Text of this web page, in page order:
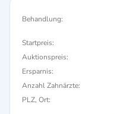
Behandlung:
Startpreis:
Auktionspreis:
Ersparnis:
Anzahl Zahnärzte:
PLZ, Ort: